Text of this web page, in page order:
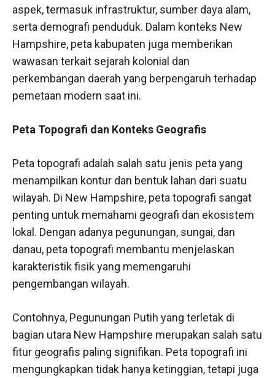
aspek, termasuk infrastruktur, sumber daya alam,
serta demografi penduduk. Dalam konteks New
Hampshire, peta kabupaten juga memberikan
wawasan terkait sejarah kolonial dan
perkembangan daerah yang berpengaruh terhadap
pemetaan modern saat ini.
Peta Topografi dan Konteks Geografis
Peta topografi adalah salah satu jenis peta yang
menampilkan kontur dan bentuk lahan dari suatu
wilayah. Di New Hampshire, peta topografi sangat
penting untuk memahami geografi dan ekosistem
lokal. Dengan adanya pegunungan, sungai, dan
danau, peta topografi membantu menjelaskan
karakteristik fisik yang memengaruhi
pengembangan wilayah.
Contohnya, Pegunungan Putih yang terletak di
bagian utara New Hampshire merupakan salah satu
fitur geografis paling signifikan. Peta topografi ini
mengungkapkan tidak hanya ketinggian, tetapi juga